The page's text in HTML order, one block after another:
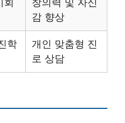
회
창의력 및 자신
감 향상
학
개인 맞춤형 진
로 상담